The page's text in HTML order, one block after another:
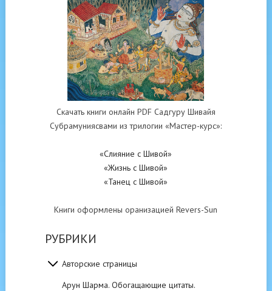
Скачать книги онлайн PDF Садгуру Шивайя
Субрамуниясвами из трилогии «Мастер-курс»:
«Слияние с Шивой»
«Жизнь с Шивой»
«Танец с Шивой»
Книги оформлены оранизацией Revers-Sun
РУБРИКИ
Авторские страницы
Арун Шарма. Обогащающие цитаты.